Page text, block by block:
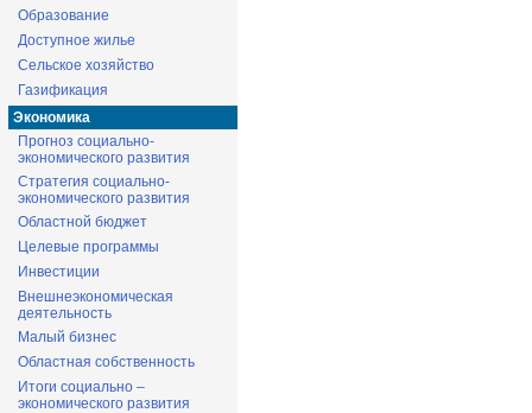
Образование
Доступное жилье
Сельское хозяйство
Газификация
Экономика
Прогноз социально-
экономического развития
Стратегия социально-
экономического развития
Областной бюджет
Целевые программы
Инвестиции
Внешнеэкономическая
деятельность
Малый бизнес
Областная собственность
Итоги социально –
экономического развития